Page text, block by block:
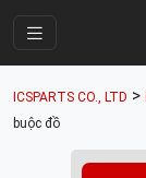
ICSPARTS CO., LTD >
buộc đồ